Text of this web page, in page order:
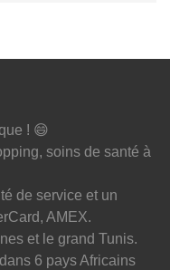
! 😄
soins de santé à
de service et un
AMEX.
et le grand Tunis.
6 pays Africains